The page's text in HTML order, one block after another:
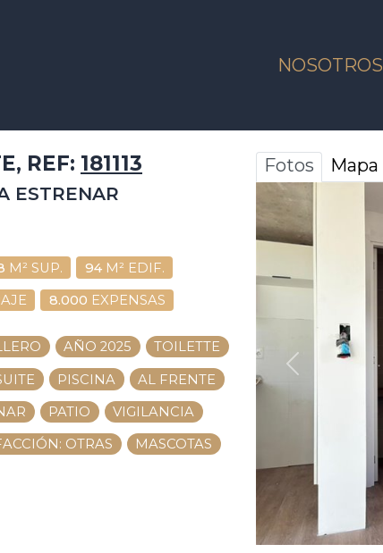
NOSOTROS
REF: 181113
ESTRENAR
M² SUP. 94M² EDIF.
8.000 EXPENSAS
AÑO 2025 TOILETTE
PISCINA AL FRENTE
PATIO VIGILANCIA
OTRAS MASCOTAS
Fotos Mapa
ANTERIOR